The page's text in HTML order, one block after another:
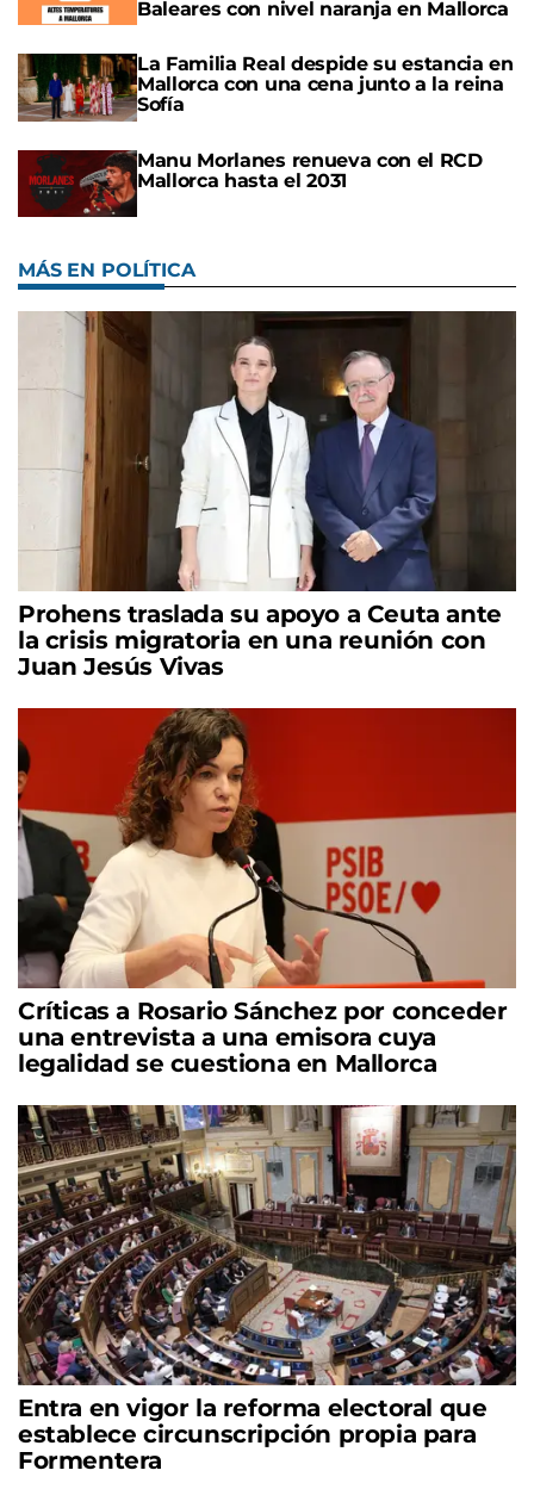
Baleares con nivel naranja en Mallorca
La Familia Real despide su estancia en
Mallorca con una cena junto a la reina
Sofía
Manu Morlanes renueva con el RCD
Mallorca hasta el 2031
MÁS EN POLÍTICA
Prohens traslada su apoyo a Ceuta ante
la crisis migratoria en una reunión con
Juan Jesús Vivas
Críticas a Rosario Sánchez por conceder
una entrevista a una emisora cuya
legalidad se cuestiona en Mallorca
Entra en vigor la reforma electoral que
establece circunscripción propia para
Formentera